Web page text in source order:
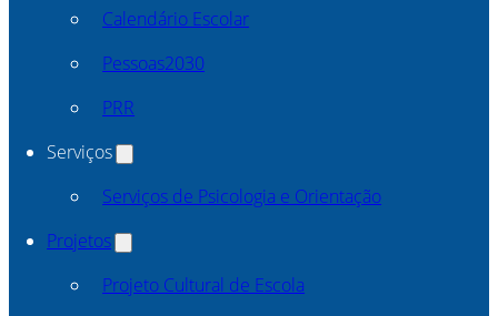
Calendário Escolar
Pessoas2030
PRR
Serviços
Serviços de Psicologia e Orientação
Projetos
Projeto Cultural de Escola